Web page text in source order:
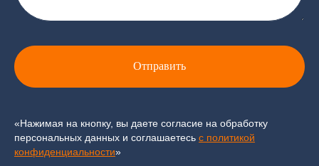
Отправить
«Нажимая на кнопку, вы даете согласие на обработку
персональных данных и соглашаетесь c политикой
конфиденциальности»